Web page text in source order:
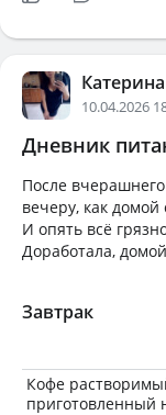
Катерина
10.04.2026
Дневник
После
вечеру, как
И опять всё
Доработала,
Завтрак
Кофе
приготовленный